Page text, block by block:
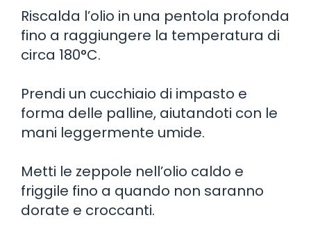
Riscalda l’olio in una pentola profonda
fino a raggiungere la temperatura di
circa 180°C.
Prendi un cucchiaio di impasto e
forma delle palline, aiutandoti con le
mani leggermente umide.
Metti le zeppole nell’olio caldo e
friggile fino a quando non saranno
dorate e croccanti.